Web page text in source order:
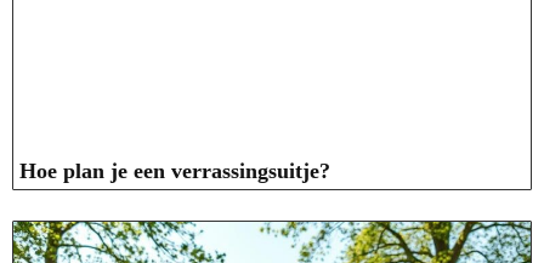
Hoe plan je een verrassingsuitje?